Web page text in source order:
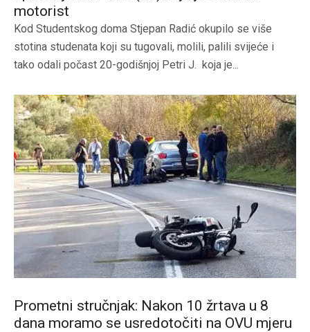
motorist
Kod Studentskog doma Stjepan Radić okupilo se više
stotina studenata koji su tugovali, molili, palili svijeće i
tako odali počast 20-godišnjoj Petri J. koja je...
Prometni stručnjak: Nakon 10 žrtava u 8
dana moramo se usredotočiti na OVU mjeru